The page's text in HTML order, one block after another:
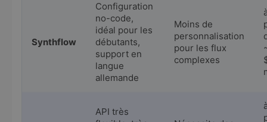
Synthflow
Configuration
no-code,
idéal pour les
débutants,
support en
langue
allemande
Moins de
personnalisation
pour les flux
complexes
API très